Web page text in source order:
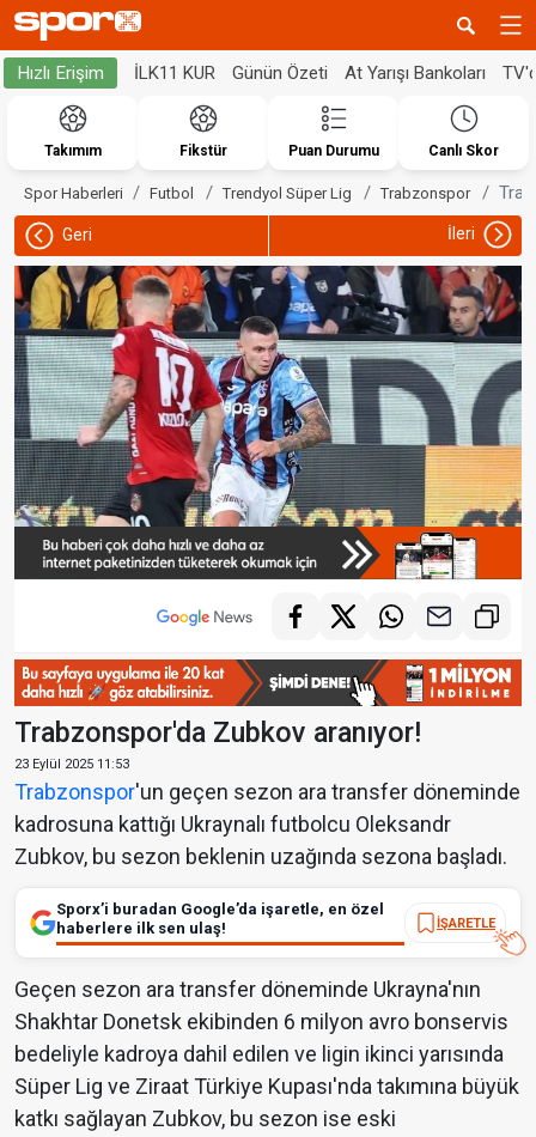
Hızlı Erişim İLK11 KUR Günün Özeti At Yarışı Bankoları
Takımım Fikstür Puan Durumu Canlı Skor
Spor Haberleri Futbol Trendyol Süper Lig Trabzonspor
Geri İleri
Trabzonspor'da Zubkov aranıyor!
23 Eylül 2025 11:53
Trabzonspor'un geçen sezon ara transfer döneminde
kadrosuna kattığı Ukraynalı futbolcu Oleksandr
Zubkov, bu sezon beklenin uzağında sezona başladı.
Sporx’i buradan Google’da işaretle, en özel
haberlere ilk sen ulaş!
İŞARETLE
Geçen sezon ara transfer döneminde Ukrayna'nın
Shakhtar Donetsk ekibinden 6 milyon avro bonservis
bedeliyle kadroya dahil edilen ve ligin ikinci yarısında
Süper Lig ve Ziraat Türkiye Kupası'nda takımına büyük
katkı sağlayan Zubkov, bu sezon ise eski